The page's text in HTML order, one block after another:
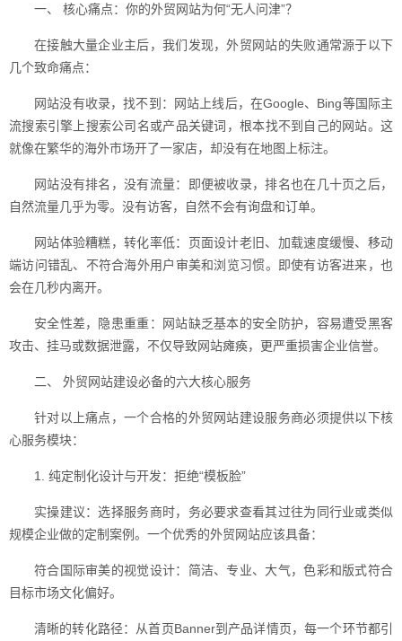
一、 核心痛点：你的外贸网站为何“无人问津”？
在接触大量企业主后，我们发现，外贸网站的失败通常源于以下
几个致命痛点：
网站没有收录，找不到：网站上线后，在Google、Bing等国际主
流搜索引擎上搜索公司名或产品关键词，根本找不到自己的网站。这
就像在繁华的海外市场开了一家店，却没有在地图上标注。
网站没有排名，没有流量：即便被收录，排名也在几十页之后，
自然流量几乎为零。没有访客，自然不会有询盘和订单。
网站体验糟糕，转化率低：页面设计老旧、加载速度缓慢、移动
端访问错乱、不符合海外用户审美和浏览习惯。即使有访客进来，也
会在几秒内离开。
安全性差，隐患重重：网站缺乏基本的安全防护，容易遭受黑客
攻击、挂马或数据泄露，不仅导致网站瘫痪，更严重损害企业信誉。
二、 外贸网站建设必备的六大核心服务
针对以上痛点，一个合格的外贸网站建设服务商必须提供以下核
心服务模块：
1. 纯定制化设计与开发：拒绝“模板脸”
实操建议：选择服务商时，务必要求查看其过往为同行业或类似
规模企业做的定制案例。一个优秀的外贸网站应该具备：
符合国际审美的视觉设计：简洁、专业、大气，色彩和版式符合
目标市场文化偏好。
清晰的转化路径：从首页Banner到产品详情页，每一个环节都引